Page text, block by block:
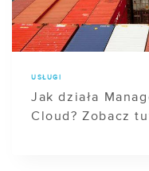
USŁUGI
Jak działa
Cloud? Zobacz